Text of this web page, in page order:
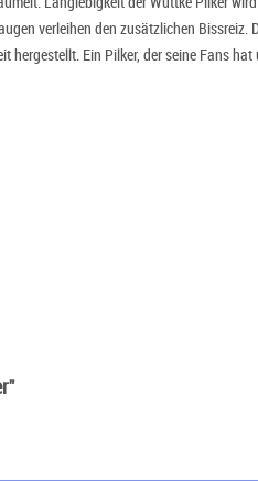
verleihen den zusätzlichen
hergestellt. Ein Pilker, der seine Fans